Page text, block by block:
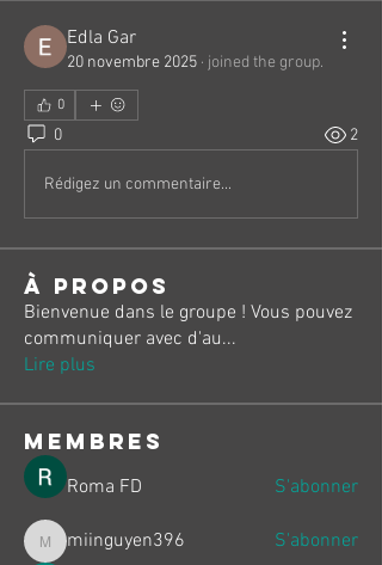
Edla Gar
20 novembre 2025 · joined the group.
0
0 2
Rédigez un commentaire...
À propos
Bienvenue dans le groupe ! Vous pouvez
communiquer avec d'au...
Lire plus
membres
Roma FD S'abonner
miinguyen396
miinguyen396 S'abonner